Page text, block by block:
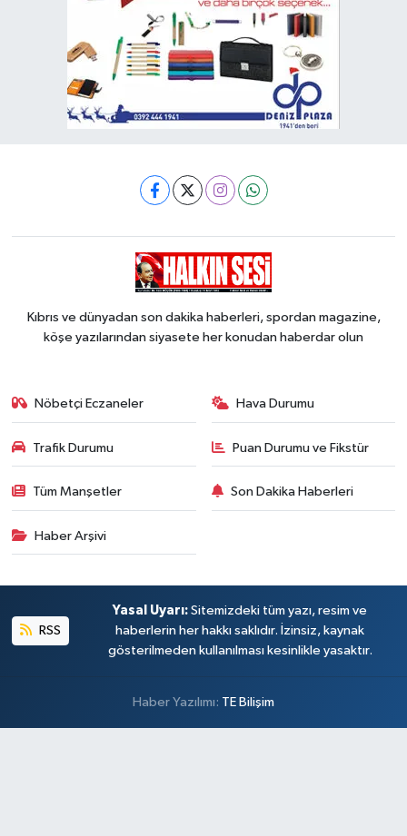
Kıbrıs ve dünyadan son dakika haberleri, spordan magazine,
köşe yazılarından siyasete her konudan haberdar olun
Nöbetçi Eczaneler Hava Durumu
Trafik Durumu Puan Durumu ve Fikstür
Tüm Manşetler Son Dakika Haberleri
Haber Arşivi
RSS
Yasal Uyarı: Sitemizdeki tüm yazı, resim ve
haberlerin her hakkı saklıdır. İzinsiz, kaynak
gösterilmeden kullanılması kesinlikle yasaktır.
Haber Yazılımı: TE Bilişim